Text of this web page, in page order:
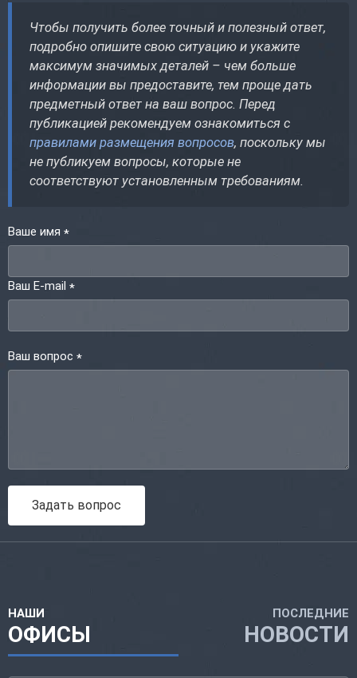
Чтобы получить более точный и полезный ответ,
подробно опишите свою ситуацию и укажите
максимум значимых деталей – чем больше
информации вы предоставите, тем проще дать
предметный ответ на ваш вопрос. Перед
публикацией рекомендуем ознакомиться с
правилами размещения вопросов, поскольку мы
не публикуем вопросы, которые не
соответствуют установленным требованиям.
Ваше имя *
Ваш E-mail *
Ваш вопрос *
Задать вопрос
НАШИ
ОФИСЫ
ПОСЛЕДНИЕ
НОВОСТИ